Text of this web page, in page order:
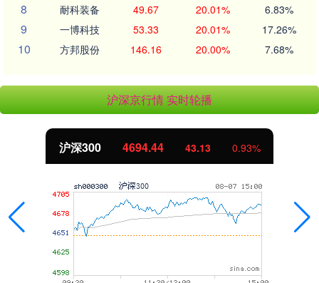
8 耐科装备 49.67 20.01% 6.83%
9 一博科技 53.33 20.01% 17.26%
10 方邦股份 146.16 20.00% 7.68%
沪深京行情 实时轮播
沪深300 4694.44 43.13 0.93%